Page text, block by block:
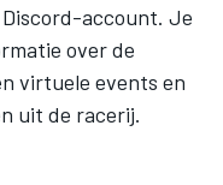
account. Je
over de
virtuele events en
uit de racerij.